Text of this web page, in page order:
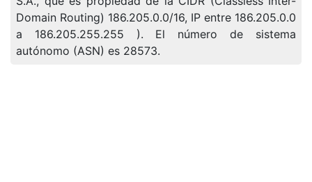
Domain Routing) 186.205.0.0/16, IP entre 186.205.0.0
a 186.205.255.255 ). El número de sistema
autónomo (ASN) es 28573.